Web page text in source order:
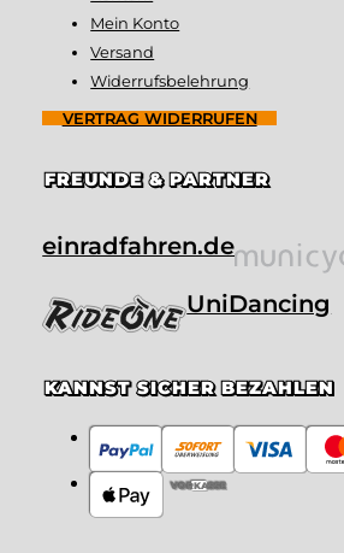
Mein Konto
Versand
Widerrufsbelehrung
VERTRAG WIDERRUFEN
FREUNDE & PARTNER
einradfahren.de
UniDancing
KANNST SICHER BEZAHLEN
VORKASSE